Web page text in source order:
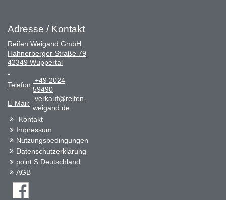
Adresse / Kontakt
Reifen Weigand GmbH
Hahnerberger Straße 79
42349 Wuppertal
Telefon:
+49 2024
59490
E-Mail:
verkauf@reifen-
weigand.de
Kontakt
Impressum
Nutzungsbedingungen
Datenschutzerklärung
point S Deutschland
AGB